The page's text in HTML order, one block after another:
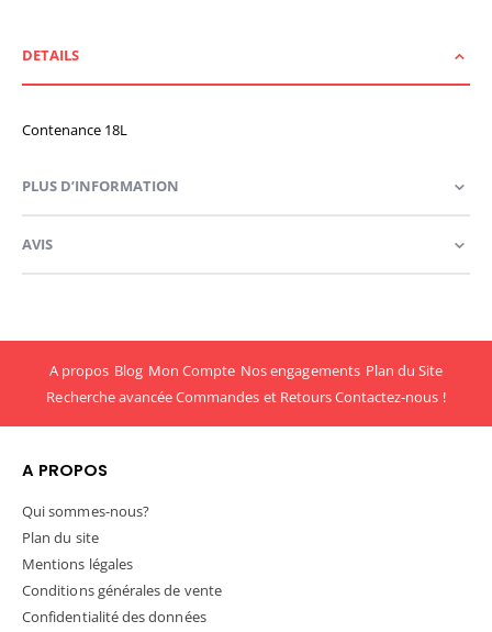
DETAILS
Contenance 18L
PLUS D’INFORMATION
AVIS
A propos Blog Mon Compte Nos engagements Plan du Site
Recherche avancéeCommandes et RetoursContactez-nous !
A PROPOS
Qui sommes-nous?
Plan du site
Mentions légales
Conditions générales de vente
Confidentialité des données